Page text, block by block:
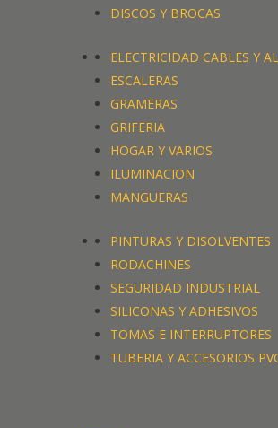
DISCOS Y BROCAS
ELECTRICIDAD CABLES Y
ESCALERAS
GRAMERAS
GRIFERIA
HOGAR Y VARIOS
ILUMINACION
MANGUERAS
PINTURAS Y DISOLVENTES
RODACHINES
SEGURIDAD INDUSTRIAL
SILICONAS Y ADHESIVOS
TOMAS E INTERRUPTORES
TUBERIA Y ACCESORIOS